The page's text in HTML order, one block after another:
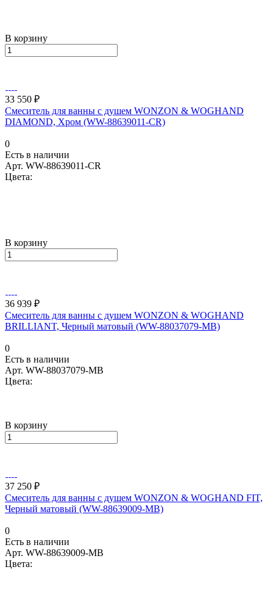
В корзину
33 550 ₽
Смеситель для ванны с душем WONZON & WOGHAND
DIAMOND, Хром (WW-88639011-CR)
0
Есть в наличии
Арт. WW-88639011-CR
Цвета:
В корзину
36 939 ₽
Смеситель для ванны с душем WONZON & WOGHAND
BRILLIANT, Черный матовый (WW-88037079-MB)
0
Есть в наличии
Арт. WW-88037079-MB
Цвета:
В корзину
37 250 ₽
Смеситель для ванны с душем WONZON & WOGHAND FIT,
Черный матовый (WW-88639009-MB)
0
Есть в наличии
Арт. WW-88639009-MB
Цвета: